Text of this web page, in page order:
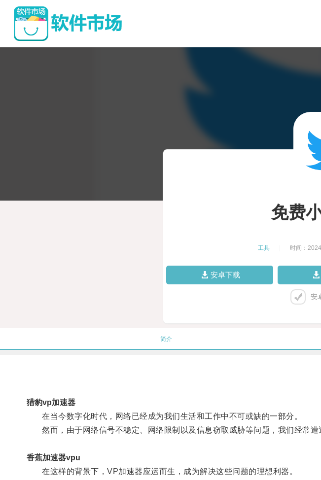
免费
工具 时间：
安卓下载
安
简介
猎豹vp加速器
在当今数字化时代，网络已经成为我们生活和工作中不可或缺的一部分。
然而，由于网络信号不稳定、网络限制以及信息窃取威胁等问题，我们经常遭
香蕉加速器vpu
在这样的背景下，VP加速器应运而生，成为解决这些问题的理想利器。